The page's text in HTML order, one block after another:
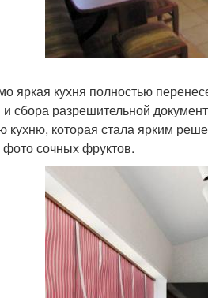
яркая кухня полностью
сбора разрешительной
кухню, которая стала ярким
сочных фруктов.